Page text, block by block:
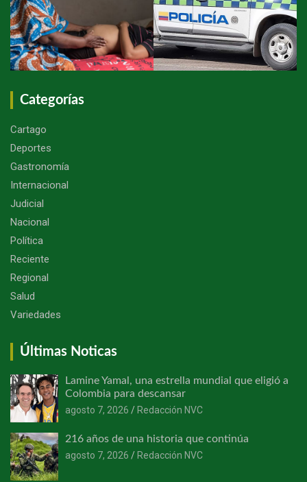
Categorías
Cartago
Deportes
Gastronomía
Internacional
Judicial
Nacional
Política
Reciente
Regional
Salud
Variedades
Últimas Noticas
Lamine Yamal, una estrella mundial que eligió a
Colombia para descansar
agosto 7, 2026
Redacción NVC
216 años de una historia que continúa
agosto 7, 2026
Redacción NVC